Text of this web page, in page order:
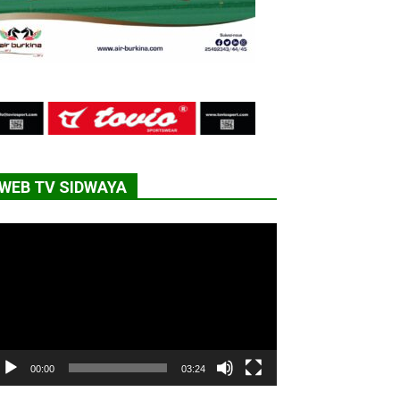
TV SIDWAYA
00:00 03:24